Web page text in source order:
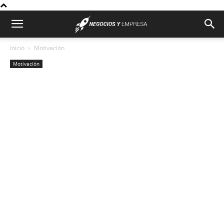
Inicio Motivación
Motivación